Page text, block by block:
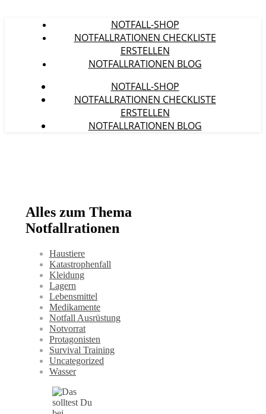
NOTFALL-SHOP
NOTFALLRATIONEN CHECKLISTE
ERSTELLEN
NOTFALLRATIONEN BLOG
NOTFALL-SHOP
NOTFALLRATIONEN CHECKLISTE
ERSTELLEN
NOTFALLRATIONEN BLOG
Alles zum Thema
Notfallrationen
Haustiere
Katastrophenfall
Kleidung
Lagern
Lebensmittel
Medikamente
Notfall Ausrüstung
Notvorrat
Protagonisten
Survival Training
Uncategorized
Wasser